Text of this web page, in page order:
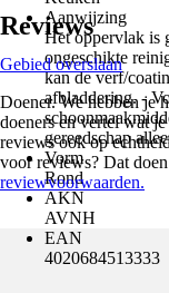
Aanwijzing
Het oppervlak is
ongeschikte
kan de verf/
afbladdering. -
gereedschap
Vorm
Rond
AKN
AVNH
EAN
4020684513333
Reviews
Gebied overslaan
Doener. We hebben je
doeners en vertel wat
reviews ook op
voor reviews? Dat
reviewvoorwaarden.